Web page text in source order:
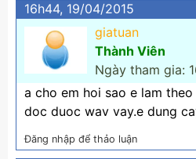
16h44, 19/04/2015
giatuan
Thành Viên
Ngày tham gia:
a cho em hoi sao e lam
doc duoc wav vay.e dung
Đăng nhập để thảo luận